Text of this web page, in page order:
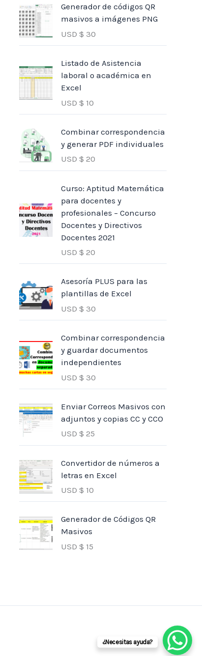
Generador de códigos QR
masivos a imágenes PNG
USD $ 30
Listado de Asistencia
laboral o académica en
Excel
USD $ 10
Combinar correspondencia
y generar PDF individuales
USD $ 20
Curso: Aptitud Matemática
para docentes y
profesionales – Concurso
Docentes y Directivos
Docentes 2021
USD $ 20
Asesoría PLUS para las
plantillas de Excel
USD $ 30
Combinar correspondencia
y guardar documentos
independientes
USD $ 30
Enviar Correos Masivos con
adjuntos y copias CC y CCO
USD $ 25
Convertidor de números a
letras en Excel
USD $ 10
Generador de Códigos QR
Masivos
USD $ 15
¿Necesitas ayuda?